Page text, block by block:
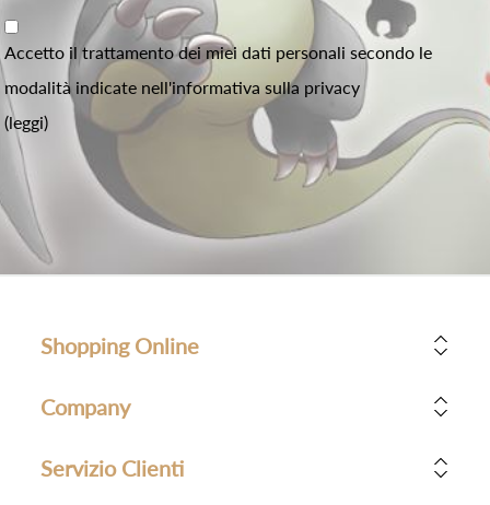
Accetto il trattamento dei miei dati personali secondo le
modalità indicate nell'informativa sulla privacy
(leggi)
Shopping Online
Company
Servizio Clienti